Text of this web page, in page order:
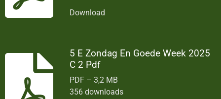
Download
5 E Zondag En Goede Week 2025
C 2 Pdf
PDF – 3,2 MB
356 downloads